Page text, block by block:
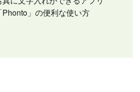
Phonto」の便利な使い方